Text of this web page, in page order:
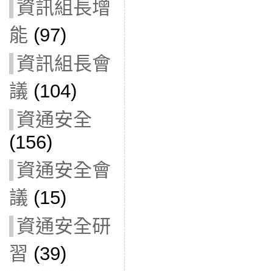
資訊組長增
能 (97)
資訊組長會
議 (104)
資通安全
(156)
資通安全會
議 (15)
資通安全研
習 (39)